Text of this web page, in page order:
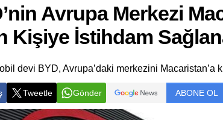
Avrupa Merkezi
Kişiye İstihdam
devi BYD, Avrupa’daki merkezini Macaristan’a
Tweetle Gönder ABONE OL